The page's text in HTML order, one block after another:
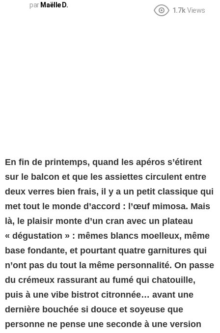
par Maëlle D.
1.7k Views
En fin de printemps, quand les apéros s’étirent
sur le balcon et que les assiettes circulent entre
deux verres bien frais, il y a un petit classique qui
met tout le monde d’accord : l’œuf mimosa. Mais
là, le plaisir monte d’un cran avec un plateau
« dégustation » : mêmes blancs moelleux, même
base fondante, et pourtant quatre garnitures qui
n’ont pas du tout la même personnalité. On passe
du crémeux rassurant au fumé qui chatouille,
puis à une vibe bistrot citronnée… avant une
dernière bouchée si douce et soyeuse que
personne ne pense une seconde à une version